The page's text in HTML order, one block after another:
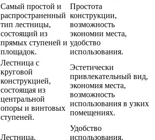
Самый простой и
распространенный
тип лестницы,
состоящий из
прямых ступеней и
площадок.
Простота
конструкции,
возможность
экономии места,
удобство
использования.
Лестница с
круговой
конструкцией,
состоящая из
центральной
опоры и винтовых
ступеней.
Эстетически
привлекательный вид,
экономия места,
возможность
использования в узких
помещениях.
Лестница,
Удобство
использования,